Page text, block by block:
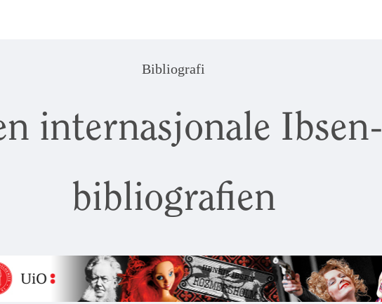
Bibliografi
internasjonale Ibsen-
bibliografien